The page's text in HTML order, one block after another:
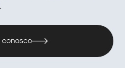
conosco